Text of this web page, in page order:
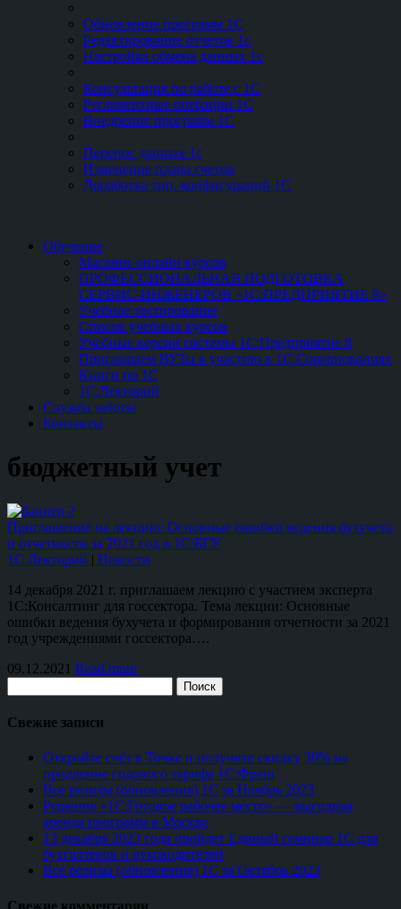
Обновление программ 1С
Редактирование отчетов 1с
Настройка обмена данных 1с
Консультация по работе с 1С
Регламентные операции 1С
Внедрение программ 1С
Перенос данных 1с
Изменение плана счетов
Доработка тип. конфигураций 1С
Обучение
Магазин-онлайн курсов
ПРОФЕССИОНАЛЬНАЯ ПОДГОТОВКА
СЕРВИС-ИНЖЕНЕРОВ «1С:ПРЕДПРИЯТИЕ 8»
Учебное тестирование
Список учебных курсов
Учебные версии системы 1С:Предприятие 8
Приглашаем ВУЗы к участию в 1С.Соревнованиях
Книги по 1С
1С:Лекторий
Служба заботы
Контакты
бюджетный учет
Приглашение на лекцию: Основные ошибки ведения бухучета
и отчетности за 2021 год в 1С:БГУ
1С Лекторий | Новости
14 декабря 2021 г. приглашаем лекцию с участием эксперта
1С:Консалтинг для госсектора. Тема лекции: Основные
ошибки ведения бухучета и формирования отчетности за 2021
год учреждениями госсектора….
09.12.2021 Read more
Поиск
Свежие записи
Откройте счёт в Точке и получите скидку 30% на
продление годового тарифа 1С:Фреш
Все релизы (обновления) 1С за Ноябрь 2023
Решение «1С:Готовое рабочее место» — выгодная
аренда программ в Москве
13 декабря 2023 года пройдет Единый семинар 1С для
бухгалтеров и руководителей
Все релизы (обновления) 1С за Октябрь 2023
Свежие комментарии